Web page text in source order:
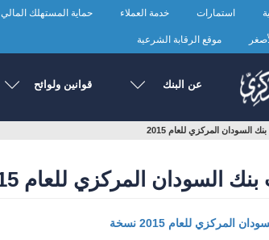
استمارات خدمة العملاء حماية المستهلك المالي
موقع الرقابة الشرعية
عن البنك قوانين ولوائح
السودان المركزي للعام 2015
السودان المركزي للعام 2015
المركزي للعام 2015 نسخة